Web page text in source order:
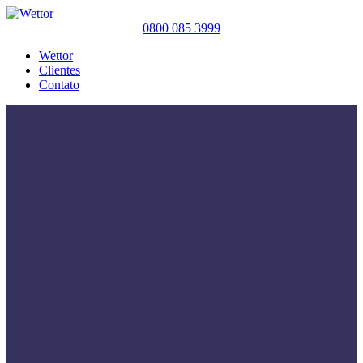
0800 085 3999
Wettor
Clientes
Contato